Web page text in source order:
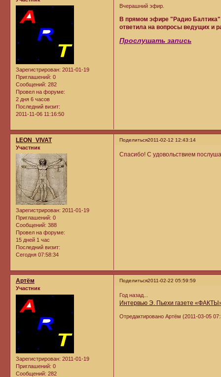
Зарегистрирован: 2011-01-19
Приглашений: 0
Сообщений: 282
Провел на форуме:
2 дня 6 часов
Последний визит:
2011-11-06 11:16:50
Вчерашний эфир.
В прямом эфире "Радио
ответила на вопросы ведущих и
Прослушать запись
Поделиться2011-02-12 12:43:14
LEON_VIVAT
Участник
Зарегистрирован: 2011-01-19
Приглашений: 0
Сообщений: 388
Провел на форуме:
15 дней 1 час
Последний визит:
Сегодня 07:58:34
Спасибо! С удовольствием
Поделиться2011-02-22 05:59:59
Артём
Участник
Зарегистрирован: 2011-01-19
Приглашений: 0
Сообщений: 282
Год назад...
Интервью Э. Пьехи газете
Отредактировано Артём (2011-03-05